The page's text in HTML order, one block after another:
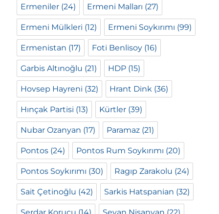
Ermeniler (24) Ermeni Malları (27)
Ermeni Mülkleri (12) Ermeni Soykırımı (99)
Ermenistan (17) Foti Benlisoy (16)
Garbis Altınoğlu (21) HDP (15)
Hovsep Hayreni (32) Hrant Dink (36)
Hınçak Partisi (13) Kürtler (39)
Nubar Ozanyan (17) Paramaz (21)
Pontos (24) Pontos Rum Soykırımı (20)
Pontos Soykırımı (30) Ragıp Zarakolu (24)
Sait Çetinoğlu (42) Sarkis Hatspanian (32)